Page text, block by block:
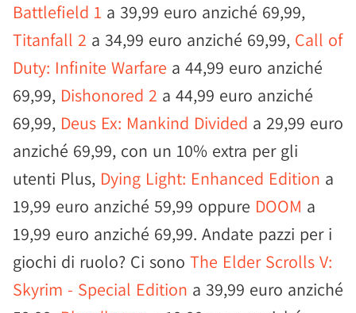
Battlefield 1 a 39,99 euro anziché 69,99,
Titanfall 2 a 34,99 euro anziché 69,99, Call of
Duty: Infinite Warfare a 44,99 euro anziché
69,99, Dishonored 2 a 44,99 euro anziché
69,99, Deus Ex: Mankind Divided a 29,99 euro
anziché 69,99, con un 10% extra per gli
utenti Plus, Dying Light: Enhanced Edition a
19,99 euro anziché 59,99 oppure DOOM a
19,99 euro anziché 69,99. Andate pazzi per i
giochi di ruolo? Ci sono The Elder Scrolls V:
Skyrim - Special Edition a 39,99 euro anziché